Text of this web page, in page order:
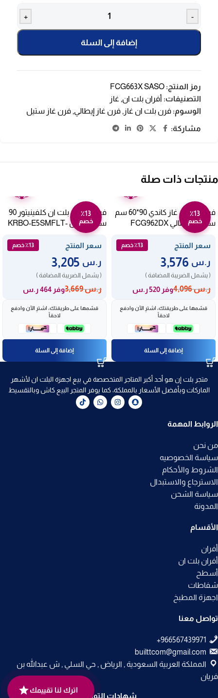
-
+
إضافة إلى السلة
رمز المنتج: FCG663X SASO
التصنيفات: أفران بلت ان, غاز
الوسوم: فرن بلت ان غاز , فرن غاز إيطالي, فرن غاز ستيل
مشاركة:
منتجات ذات صلة
٪13
خصم
فرن بلت ان غاز كاندي 90*60 سم
ستيل – إيطالي FCG962DX
SASO
سعر المنتج
٪13 خصم
ر.س
( يشمل الضريبة المضافة )
ر.س4,096 وفر 520 ر.س
قسّمها على طريقتك، اشترِ الآن وادفع
لاحقاً
إضافة إلى السلة
٪13
خصم
فرن كهرباء بلت ان كلفينيتور 90
سم – ستيل KRBO-E5SMFLT-
194875/X
سعر المنتج
٪13 خصم
ر.س
( يشمل الضريبة المضافة )
ر.س3,669 وفر 464 ر.س
قسّمها على طريقتك، اشترِ الآن وادفع
لاحقاً
إضافة إلى السلة
متجر بلت إن هو أحد أكبر المتاجر المتخصصة في بيع اجهزة البلت ان لأشهر
الماركات وبأفضل الأسعار بالمملكة، كما يوفر المتجر البيع كاش وبالتقسيط
الروابط المهمة
من نحن
سياسة الخصوصيه
الشروط والأحكام
الاسترجاع والاستبدال
سياسة الشحن
المدونة
الأقسام
أفران
أفران بلت ان
أسطح
شفاطات
اجهزة المطبخ
تواصل معنا
builttcom@gmail.com
المملكة العربية السعودية , الرياض , حي السلي , ش عبدالله بن
فريان
شهادات التوثيق
اترك لنا تقييمك